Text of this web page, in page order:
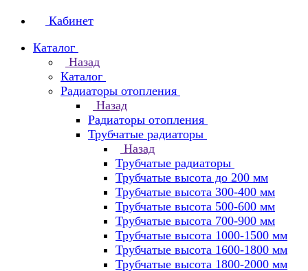
Кабинет
Каталог
Назад
Каталог
Радиаторы отопления
Назад
Радиаторы отопления
Трубчатые радиаторы
Назад
Трубчатые радиаторы
Трубчатые высота до 200 мм
Трубчатые высота 300-400 мм
Трубчатые высота 500-600 мм
Трубчатые высота 700-900 мм
Трубчатые высота 1000-1500 мм
Трубчатые высота 1600-1800 мм
Трубчатые высота 1800-2000 мм